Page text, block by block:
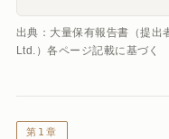
出典：大量保有報告書（提出
Ltd.）各ページ記載に基づく
第1章